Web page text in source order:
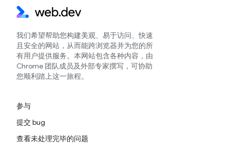
我们希望帮助您构建美观、易于访问、快速
且安全的网站，从而能跨浏览器并为您的所
有用户提供服务。本网站包含各种内容，由
Chrome 团队成员及外部专家撰写，可协助
您顺利踏上这一旅程。
参与
提交 bug
查看未处理完毕的问题